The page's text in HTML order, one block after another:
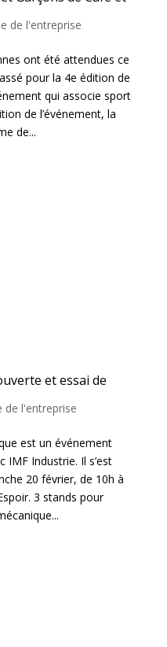
de l'entreprise
ont été attendues ce
pour la 4e édition de
qui associe sport
de l’événement, la
de...
et essai de
de l'entreprise
est un événement
IMF Industrie. Il s’est
20 février, de 10h à
3 stands pour